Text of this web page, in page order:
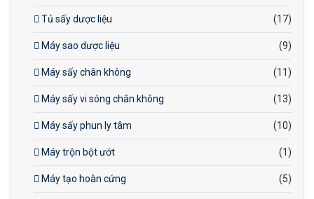
Tủ sấy dược liệu (17)
Máy sao dược liệu (9)
Máy sấy chân không (11)
Máy sấy vi sóng chân không (13)
Máy sấy phun ly tâm (10)
Máy trộn bột ướt (1)
Máy tạo hoàn cứng (5)